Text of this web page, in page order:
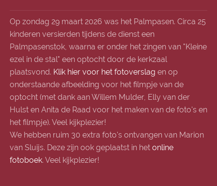
Op zondag 29 maart 2026 was het Palmpasen. Circa 25
kinderen versierden tijdens de dienst een
Palmpasenstok, waarna er onder het zingen van "Kleine
ezel in de stal" een optocht door de kerkzaal
plaatsvond. Klik hier voor het fotoverslag en op
onderstaande afbeelding voor het filmpje van de
optocht (met dank aan Willem Mulder, Elly van der
Hulst en Anita de Raad voor het maken van de foto's en
het filmpje). Veel kijkplezier!
We hebben ruim 30 extra foto's ontvangen van Marion
van Sluijs. Deze zijn ook geplaatst in het online
fotoboek. Veel kijkplezier!